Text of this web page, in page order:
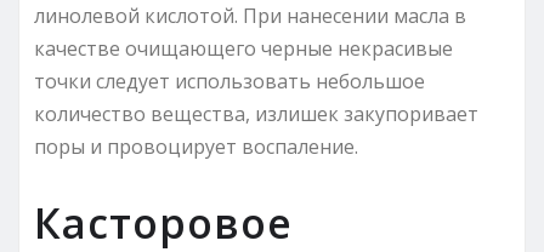
линолевой кислотой. При нанесении масла в
качестве очищающего черные некрасивые
точки следует использовать небольшое
количество вещества, излишек закупоривает
поры и провоцирует воспаление.
Касторовое